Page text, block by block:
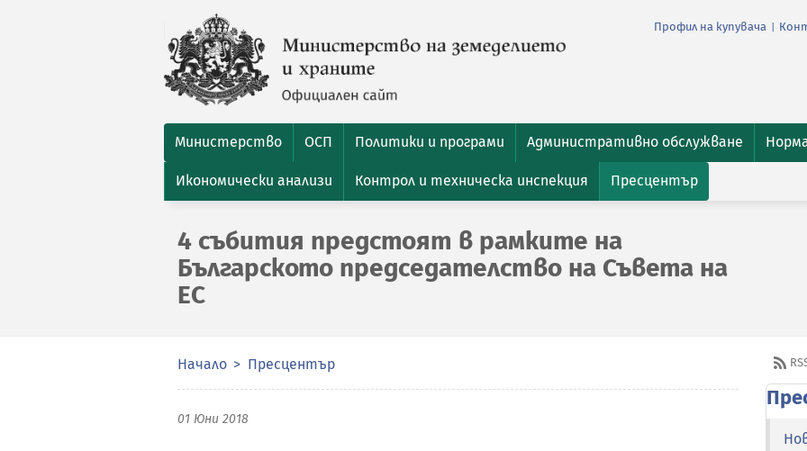
Профил на купувача
Министерство ОСП Политики и програми Административно обслужване
Икономически анализи Контрол и техническа инспекция Пресцентър
4 събития предстоят в рамките на
Българското председателство на Съвета на
ЕС
Начало Пресцентър
01 Юни 2018